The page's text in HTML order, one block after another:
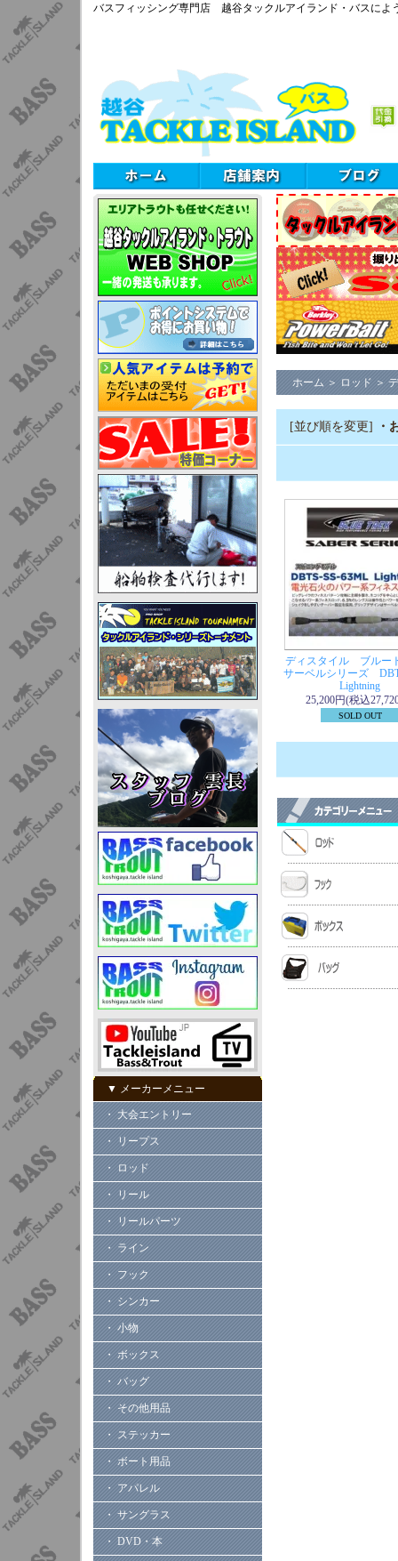
バスフィッシング専門店 越谷タックルアイランド・バスによ
▼ メーカーメニュー
・ 大会エントリー
・ リープス
・ ロッド
・ リール
・ リールパーツ
・ ライン
・ フック
・ シンカー
・ 小物
・ ボックス
・ バッグ
・ その他用品
・ ステッカー
・ ボート用品
・ アパレル
・ サングラス
・ DVD・本
ホーム ＞ ロッド ＞
[並び順を変更] ・
ディスタイル ブルー
サーベルシリーズ
Lightning
25,200円(税込
SOLD OUT